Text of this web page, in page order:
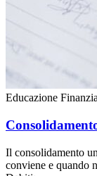
Educazione
Il consolidamento
conviene e quando